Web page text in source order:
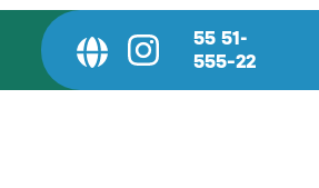
55 51-
555-22